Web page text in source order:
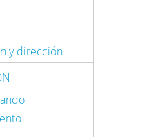
y dirección